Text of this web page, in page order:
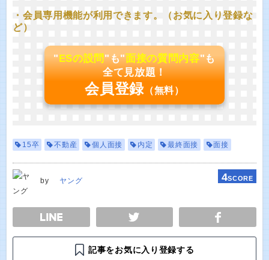
・会員専用機能が利用できます。（お気に入り登録な
ど）
"ESの設問"も"面接の質問内容"も
全て見放題！
会員登録 （無料）
15卒 不動産 個人面接 内定 最終面接 面接
by ヤング 4SCORE
TWEET
記事をお気に入り登録する